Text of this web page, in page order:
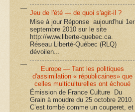
Jeu de l'été — de quoi s'agit-il ?
Mise à jour Réponse aujourd'hui 1er
septembre 2010 sur le site
http://www.liberte-quebec.ca.
Réseau Liberté-Québec (RLQ)
dévoilen...
Europe — Tant les politiques
d'assimilation « républicaines» que
celles multiculturelles ont échoué
Émission de France Culture Du
Grain à moudre du 25 octobre 2010.
C’est tombé comme un couperet, et